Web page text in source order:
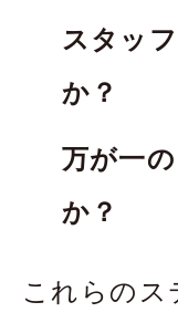
スタッ
か？
万が一
か？
これらの